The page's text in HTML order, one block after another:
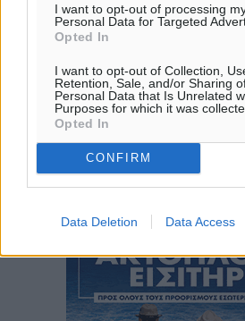
I want to opt-out of processing
Personal Data for Targeted
Opted In
I want to opt-out of Collection,
Retention, Sale, and/or Sharing
Personal Data that Is Unrelated
Purposes for which it was
Opted In
CONFIRM
Data Deletion Data Access
πρόγνωση:
30